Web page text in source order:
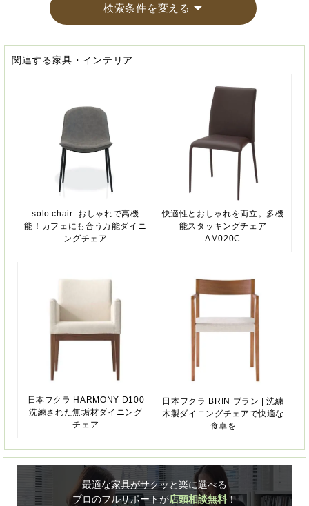
検索条件を変える
関連する家具・インテリア
solo chair: おしゃれで高機
能！カフェにも合う万能ダイニ
ングチェア
快適性とおしゃれを両立。多機
能スタッキングチェア
AM020C
日本フクラ HARMONY D100
洗練された無垢材ダイニング
チェア
日本フクラ BRIN ブラン | 洗練
木製ダイニングチェアで快適な
食卓を
最適な家具がサクッと楽に選べる
プロのフルサポートが店頭相談無料！